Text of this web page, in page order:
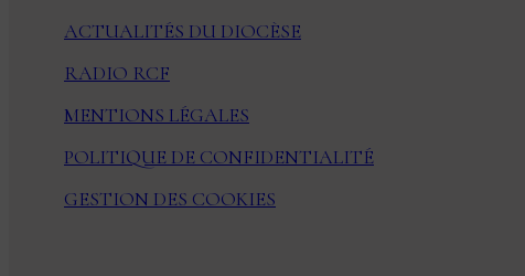
ACTUALITÉS DU DIOCÈSE
RADIO RCF
MENTIONS LÉGALES
POLITIQUE DE CONFIDENTIALITÉ
GESTION DES COOKIES